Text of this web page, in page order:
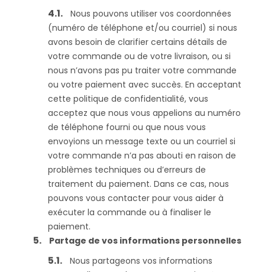
Nous pouvons utiliser vos coordonnées
(numéro de téléphone et/ou courriel) si nous
avons besoin de clarifier certains détails de
votre commande ou de votre livraison, ou si
nous n’avons pas pu traiter votre commande
ou votre paiement avec succès. En acceptant
cette politique de confidentialité, vous
acceptez que nous vous appelions au numéro
de téléphone fourni ou que nous vous
envoyions un message texte ou un courriel si
votre commande n’a pas abouti en raison de
problèmes techniques ou d’erreurs de
traitement du paiement. Dans ce cas, nous
pouvons vous contacter pour vous aider à
exécuter la commande ou à finaliser le
paiement.
Partage de vos informations personnelles
Nous partageons vos informations